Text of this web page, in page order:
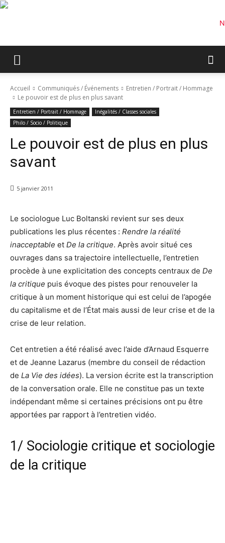
Accueil Communiqués / Événements
Entretien / Portrait / Hommage
Le pouvoir est de plus en plus savant
Entretien / Portrait / Hommage
Inégalités / Classes sociales
Philo / Socio / Politique
Le pouvoir est de plus en plus
savant
5 janvier 2011
Le sociologue Luc Boltanski revient sur ses deux
publications les plus récentes : Rendre la réalité
inacceptable et De la critique. Après avoir situé ces
ouvrages dans sa trajectoire intellectuelle, l’entretien
procède à une explicitation des concepts centraux de De
la critique puis évoque des pistes pour renouveler la
critique à un moment historique qui est celui de l’apogée
du capitalisme et de l’État mais aussi de leur crise et de la
crise de leur relation.
Cet entretien a été réalisé avec l’aide d’Arnaud Esquerre
et de Jeanne Lazarus (membre du conseil de rédaction
de La Vie des idées). La version écrite est la transcription
de la conversation orale. Elle ne constitue pas un texte
indépendant même si certaines précisions ont pu être
apportées par rapport à l’entretien vidéo.
1/ Sociologie critique et sociologie
de la critique